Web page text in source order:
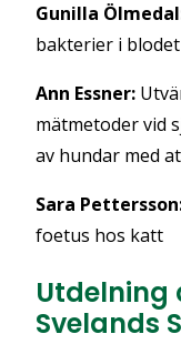
Gunilla
bakterier i
Ann Essner:
mätmetoder vid
av hundar med
Sara
foetus hos katt
Utdelning
Svelands